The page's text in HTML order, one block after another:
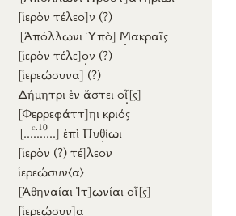
[ἱερὸν τέλεο]ν (?)
[Ἀπόλλωνι Ὑπὸ] Μ ακραῖς
[ἱερὸν τέλε] ο ν (?)
[ἱερεώσυνα] (?)
Δήμητρι ἐν ἄστει ο ἶ [ς]
[Φερρεφάττ]ηι κριός
[.....
c.10
.....] ἐπὶ Πυθίωι
[ἱερὸν (?) τέ] λεον
ἱερεώσυν ⟨α⟩
[Ἀθηναίαι Ἰτ] ωνίαι οἷ [ς]
[ἱερεώσυν] α